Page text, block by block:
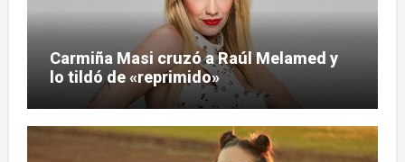
Carmiña Masi cruzó a Raúl Melamed y
lo tildó de «reprimido»